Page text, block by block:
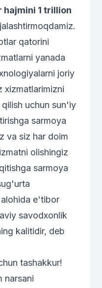
hajmini 1 trillion
qatorini
yanada
joriy
xizmatlarimizni
uchun sun'iy
sarmoya
va siz har doim
olishingiz
sarmoya
e'tibor
savodxonlik
kalitidir, deb
tashakkur!
narsani